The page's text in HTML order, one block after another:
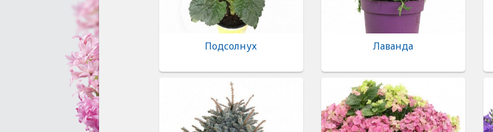
Подсолнух Лаванда